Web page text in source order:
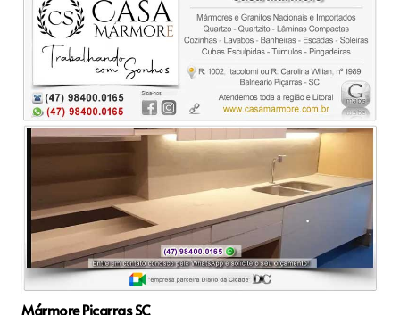
Mármore Piçarras SC